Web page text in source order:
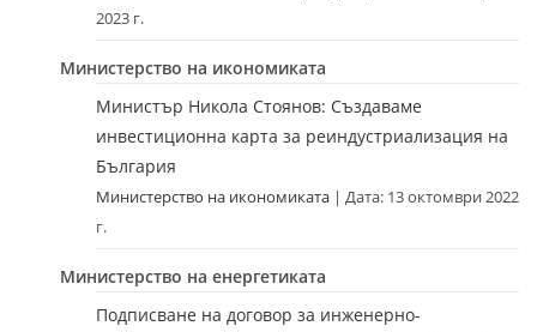
2023 г.
Министерство на икономиката
Министър Никола Стоянов: Създаваме
инвестиционна карта за реиндустриализация на
България
Министерство на икономиката
Дата: 13 октомври 2022
г.
Министерство на енергетиката
Подписване на договор за инженерно-